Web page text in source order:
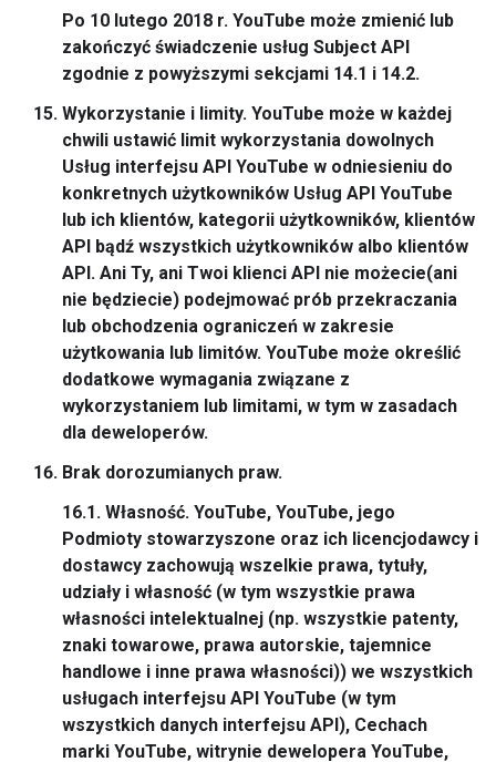
Po 10 lutego 2018 r. YouTube może zmienić lub
zakończyć świadczenie usług Subject API
zgodnie z powyższymi sekcjami 14.1 i 14.2.
Wykorzystanie i limity. YouTube może w każdej
chwili ustawić limit wykorzystania dowolnych
Usług interfejsu API YouTube w odniesieniu do
konkretnych użytkowników Usług API YouTube
lub ich klientów, kategorii użytkowników, klientów
API bądź wszystkich użytkowników albo klientów
API. Ani Ty, ani Twoi klienci API nie możecie(ani
nie będziecie) podejmować prób przekraczania
lub obchodzenia ograniczeń w zakresie
użytkowania lub limitów. YouTube może określić
dodatkowe wymagania związane z
wykorzystaniem lub limitami, w tym w zasadach
dla deweloperów.
Brak dorozumianych praw.
16.1. Własność. YouTube, YouTube, jego
Podmioty stowarzyszone oraz ich licencjodawcy i
dostawcy zachowują wszelkie prawa, tytuły,
udziały i własność (w tym wszystkie prawa
własności intelektualnej (np. wszystkie patenty,
znaki towarowe, prawa autorskie, tajemnice
handlowe i inne prawa własności)) we wszystkich
usługach interfejsu API YouTube (w tym
wszystkich danych interfejsu API), Cechach
marki YouTube, witrynie dewelopera YouTube,